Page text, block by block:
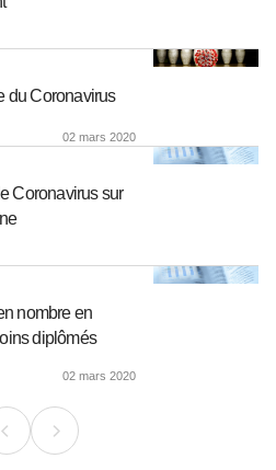
du Coronavirus
02 mars 2020
Coronavirus sur
nombre en
diplômés
02 mars 2020